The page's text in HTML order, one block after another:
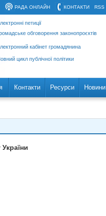
RSS
КОНТАКТИ
РАДА ОНЛАЙН
петиції
обговорення законопроєктів
кабінет громадянина
цикл публічної політики
Контакти Ресурси Новини